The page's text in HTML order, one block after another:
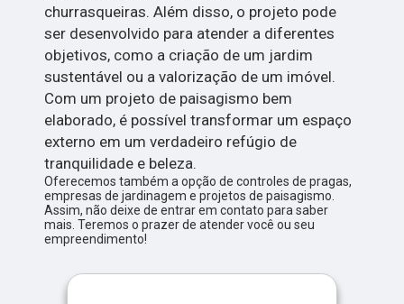
churrasqueiras. Além disso, o projeto pode
ser desenvolvido para atender a diferentes
objetivos, como a criação de um jardim
sustentável ou a valorização de um imóvel.
Com um projeto de paisagismo bem
elaborado, é possível transformar um espaço
externo em um verdadeiro refúgio de
tranquilidade e beleza.
Oferecemos também a opção de controles de pragas,
empresas de jardinagem e projetos de paisagismo.
Assim, não deixe de entrar em contato para saber
mais. Teremos o prazer de atender você ou seu
empreendimento!